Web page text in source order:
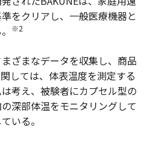
をクリアし、一般医療機器と
※2
ざまなデータを収集し、商品
しては、体表温度を測定する
考え、被験者にカプセル型の
深部体温をモニタリングして
いる。